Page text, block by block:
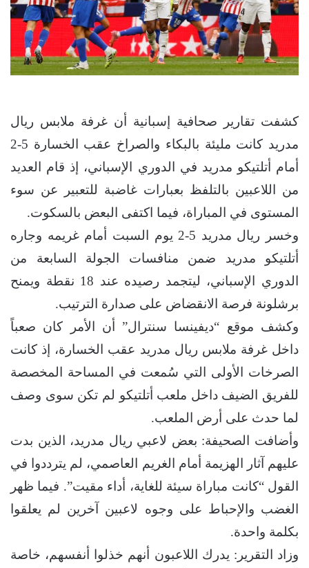
كشفت تقارير صحافية إسبانية أن غرفة ملابس ريال
مدريد كانت مليئة بالبكاء والصراخ عقب الخسارة 5-2
أمام أتلتيكو مدريد في الدوري الإسباني، إذ قام العديد
من اللاعبين بالتلفظ بعبارات غاضبة للتعبير عن سوء
المستوى في المباراة، فيما اكتفى البعض بالسكوت.
وخسر ريال مدريد 5-2 يوم السبت أمام غريمه وجاره
أتلتيكو مدريد ضمن منافسات الجولة السابعة من
الدوري الإسباني، ليتجمد رصيده عند 18 نقطة ويمنح
برشلونة فرصة الانقضاض على صدارة الترتيب.
وكشف موقع “ديفينسا سنترال” أن الأمر كان صعباً
داخل غرفة ملابس ريال مدريد عقب الخسارة، إذ كانت
الصرخات الأولى التي سُمعت في المساحة المخصصة
للفريق الضيف داخل ملعب أتلتيكو لم تكن سوى وصف
لما حدث على أرض الملعب.
وأضافت الصحيفة: بعض لاعبي ريال مدريد، الذين بدت
عليهم آثار الهزيمة أمام الغريم العاصمي، لم يترددوا في
القول “كانت مباراة سيئة للغاية، أداء مقيت”. فيما ظهر
الغضب والإحباط على وجوه لاعبين آخرين لم يعلقوا
بكلمة واحدة.
وزاد التقرير: يدرك اللاعبون أنهم خذلوا أنفسهم، خاصة